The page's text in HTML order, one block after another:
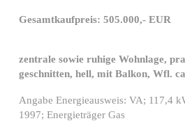
Gesamtkaufpreis: 505.000,- EUR
zentrale sowie ruhige Wohnlage,
geschnitten, hell, mit Balkon, Wfl.
Angabe Energieausweis: VA; 117,4
1997; Energieträger Gas